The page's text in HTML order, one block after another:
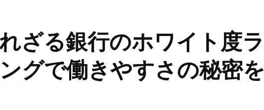
ざる銀行のホワイト度ラ
グで働きやすさの秘密を